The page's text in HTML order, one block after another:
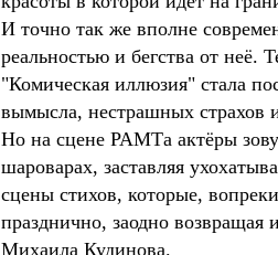
И точно так же вполне
реальностью и бегства от неё.
"Комическая иллюзия" стала
вымысла, нестрашных страхов
Но на сцене РАМТа актёры
шароварах, заставляя
сцены стихов, которые,
празднично, заодно возвращая
Михаила Кудинова.